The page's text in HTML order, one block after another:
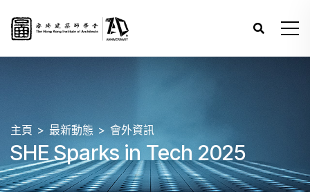
主頁 最新動態 會外資訊
SHE Sparks in Tech 2025